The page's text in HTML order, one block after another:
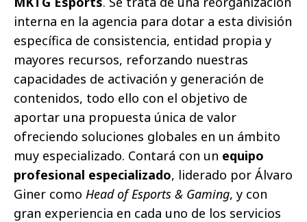
interna en la agencia para dotar a esta división
específica de consistencia, entidad propia y
mayores recursos, reforzando nuestras
capacidades de activación y generación de
contenidos, todo ello con el objetivo de
aportar una propuesta única de valor
ofreciendo soluciones globales en un ámbito
muy especializado. Contará con un equipo
profesional especializado, liderado por Álvaro
Giner como Head of Esports & Gaming, y con
gran experiencia en cada uno de los servicios